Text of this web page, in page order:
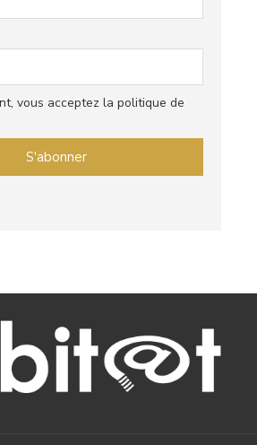
vous acceptez la politique de